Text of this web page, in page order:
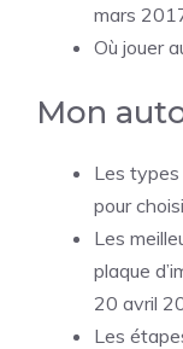
mars
Où jouer
Mon
Les types
pour
Les
plaque
20 avril
Les